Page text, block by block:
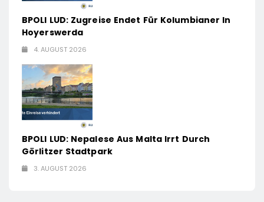
BPOLI LUD: Zugreise Endet Für Kolumbianer In
Hoyerswerda
4. AUGUST 2026
BPOLI LUD: Nepalese Aus Malta Irrt Durch
Görlitzer Stadtpark
3. AUGUST 2026